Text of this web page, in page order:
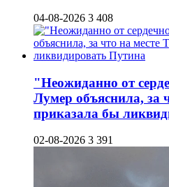
04-08-2026 3 408
"Неожиданно от
Лумер объяснила, за
приказала бы
02-08-2026 3 391